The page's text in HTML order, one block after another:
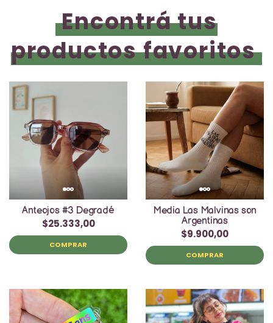
Encontrá tus
productos favoritos
Anteojos #3 Degradé
$25.333,00
COMPRAR
Media Las Malvinas son
Argentinas
$9.900,00
COMPRAR